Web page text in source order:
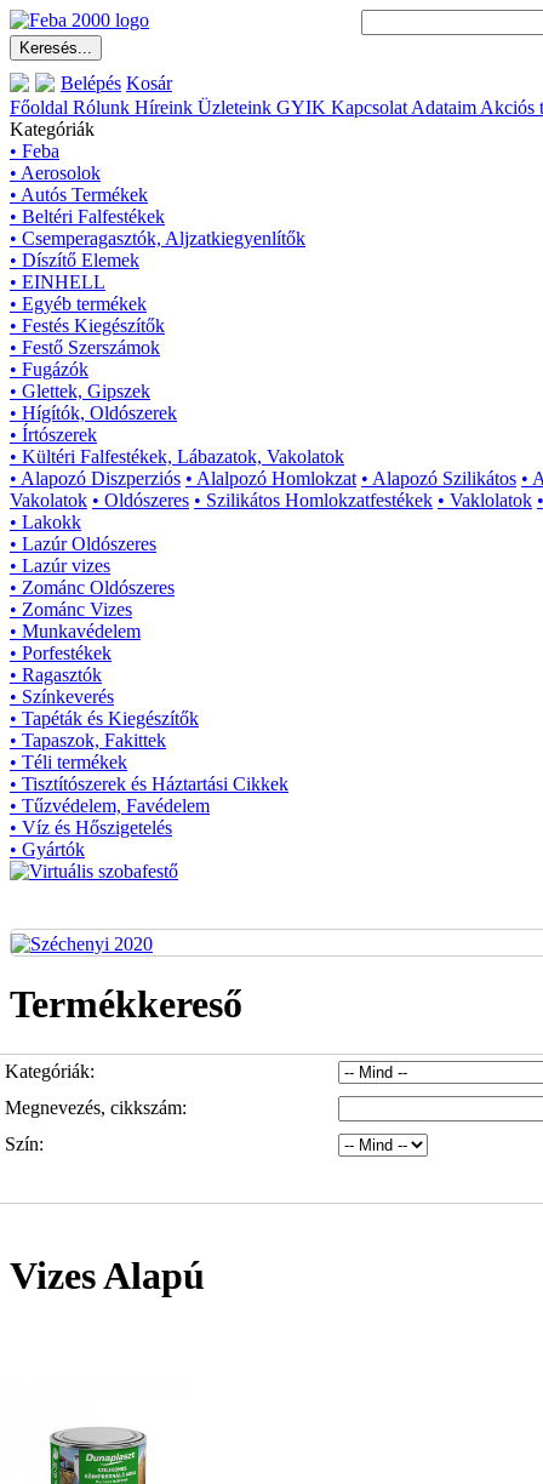
Belépés Kosár
Főoldal Rólunk Híreink Üzleteink GYIK Kapcsolat Adataim Akciós
Kategóriák
• Feba
• Aerosolok
• Autós Termékek
• Beltéri Falfestékek
• Csemperagasztók, Aljzatkiegyenlítők
• Díszítő Elemek
• EINHELL
• Egyéb termékek
• Festés Kiegészítők
• Festő Szerszámok
• Fugázók
• Glettek, Gipszek
• Hígítók, Oldószerek
• Írtószerek
• Kültéri Falfestékek, Lábazatok, Vakolatok
• Alapozó Diszperziós • Alalpozó Homlokzat • Alapozó Szilikátos •
Vakolatok • Oldószeres • Szilikátos Homlokzatfestékek • Vaklolatok
• Lakokk
• Lazúr Oldószeres
• Lazúr vizes
• Zománc Oldószeres
• Zománc Vizes
• Munkavédelem
• Porfestékek
• Ragasztók
• Színkeverés
• Tapéták és Kiegészítők
• Tapaszok, Fakittek
• Téli termékek
• Tisztítószerek és Háztartási Cikkek
• Tűzvédelem, Favédelem
• Víz és Hőszigetelés
• Gyártók
Termékkereső
Kategóriák:
Megnevezés, cikkszám:
Szín:
Vizes Alapú